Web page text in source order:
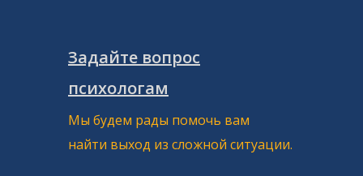
Задайте вопрос
психологам
Мы будем рады помочь вам
найти выход из сложной ситуации.